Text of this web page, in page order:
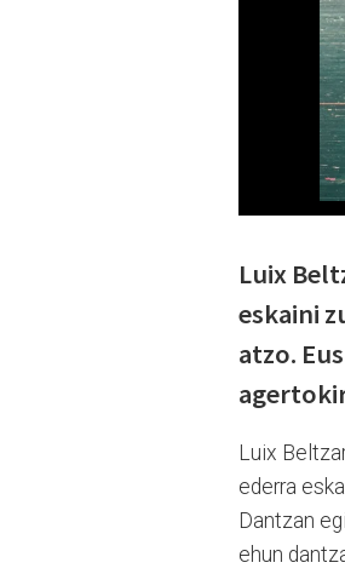
Luix
eskaini
atzo.
Luix
ederra
Dantzan
ehun